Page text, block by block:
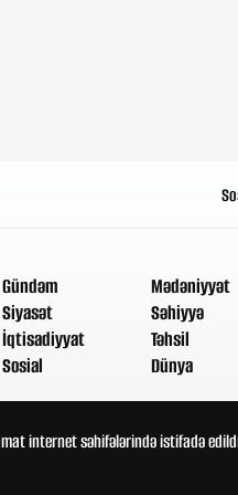
Gündəm
Siyasət
İqtisadiyyat
Sosial
Mədəniyyət
Səhiyyə
Təhsil
Dünya
internet səhifələrində istifadə